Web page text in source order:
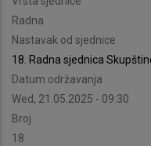
Radna
Nastavak od sjednice
18. Radna sjednica
Datum održavanja
Wed, 21.05.2025 - 09:30
Broj
18